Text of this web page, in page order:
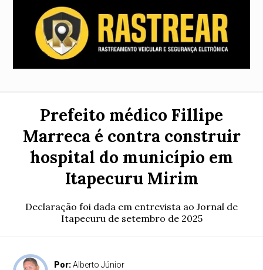
Prefeito médico Fillipe
Marreca é contra construir
hospital do município em
Itapecuru Mirim
Declaração foi dada em entrevista ao Jornal de
Itapecuru de setembro de 2025
Por:Alberto Júnior